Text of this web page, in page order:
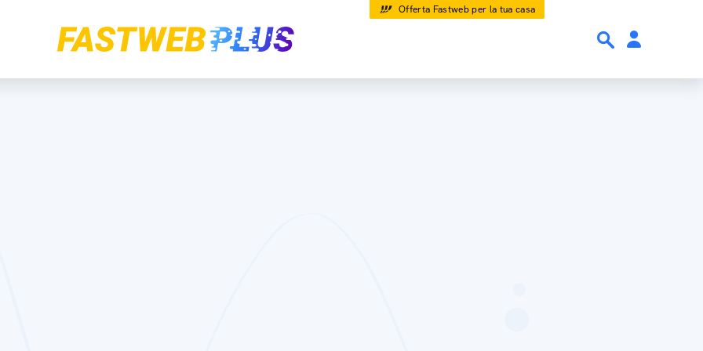
Offerta Fastweb per la tua casa